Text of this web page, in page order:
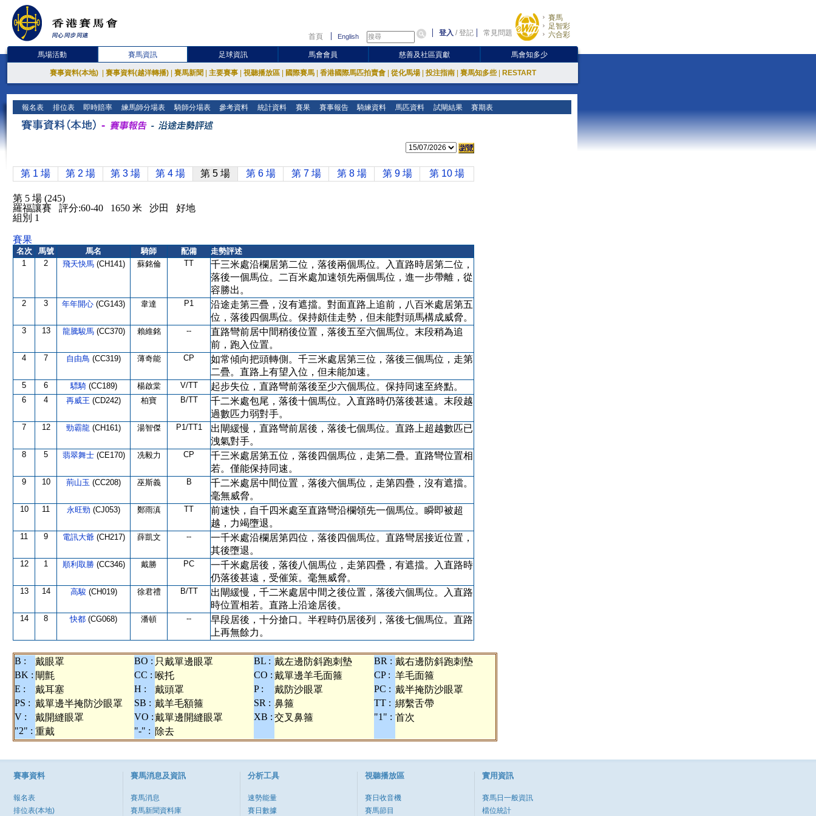
首頁 English 登入 /登記 常見問題
賽馬
足智彩
六合彩
馬場活動 賽馬資訊 足球資訊 馬會會員 慈善及社區貢獻 馬會知多少
賽事資料(本地) 賽事資料(越洋轉播) 賽馬新聞 主要賽事 視聽播放區 國際賽馬 香港國際馬匹拍賣會 從化馬場 投注指南 賽馬知多些 RESTART
報名表 排位表 即時賠率 練馬師分場表 騎師分場表 參考資料 統計資料 賽果 賽事報告 騎練資料 馬匹資料 試閘結果 賽期表
第 1 場 第 2 場 第 3 場 第 4 場 第 5 場 第 6 場 第 7 場 第 8 場 第 9 場 第 10 場
第 5 場 (245)
羅福讓賽 評分:60-40 1650 米 沙田 好地
組別 1
賽果
名次 馬號 馬名 騎師 配備
走勢評述
1
2 飛天快馬 (CH141) 蘇銘倫 TT
千三米處沿欄居第二位，落後兩個馬位。入直路時居第二位，
落後一個馬位。二百米處加速領先兩個馬位，進一步帶離，從
容勝出。
2 3 年年開心 (CG143) 韋達 P1
沿途走第三疊，沒有遮擋。對面直路上追前，八百米處居第五
位，落後四個馬位。保持頗佳走勢，但未能對頭馬構成威脅。
3 13 龍騰駿馬 (CC370) 賴維銘 --
直路彎前居中間稍後位置，落後五至六個馬位。末段稍為追
前，跑入位置。
4 7 自由鳥 (CC319) 薄奇能 CP
如常傾向把頭轉側。千三米處居第三位，落後三個馬位，走第
二疊。直路上有望入位，但未能加速。
5 6 驃騎 (CC189) 楊啟棠 V/TT 起步失位，直路彎前落後至少六個馬位。保持同速至終點。
6 4 再威王 (CD242) 柏寶 B/TT
千二米處包尾，落後十個馬位。入直路時仍落後甚遠。末段越
過數匹力弱對手。
7 12 勁霸龍 (CH161) 湯智傑 P1/TT1
出閘緩慢，直路彎前居後，落後七個馬位。直路上超越數匹已
洩氣對手。
8 5 翡翠舞士 (CE170) 冼毅力 CP
千三米處居第五位，落後四個馬位，走第二疊。直路彎位置相
若。僅能保持同速。
9 10 荊山玉 (CC208) 巫斯義 B
千二米處居中間位置，落後六個馬位，走第四疊，沒有遮擋。
毫無威脅。
10 11 永旺勁 (CJ053) 鄭雨滇 TT
前速快，自千四米處至直路彎沿欄領先一個馬位。瞬即被超
越，力竭墮退。
11 9 電訊大爺 (CH217) 薛凱文 --
一千米處沿欄居第四位，落後四個馬位。直路彎居接近位置，
其後墮退。
12 1 順利取勝 (CC346) 戴勝 PC
一千米處居後，落後八個馬位，走第四疊，有遮擋。入直路時
仍落後甚遠，受催策。毫無威脅。
13 14 高駿 (CH019) 徐君禮 B/TT
出閘緩慢，千二米處居中間之後位置，落後六個馬位。入直路
時位置相若。直路上沿途居後。
14 8 快都 (CG068) 潘頓 --
早段居後，十分搶口。半程時仍居後列，落後七個馬位。直路
上再無餘力。
B : 戴眼罩 BO : 只戴單邊眼罩 BL : 戴左邊防斜跑刺墊 BR : 戴右邊防斜跑刺墊
BK : 閘氈 CC : 喉托 CO : 戴單邊羊毛面箍 CP : 羊毛面箍
E :
戴耳塞 H : 戴頭罩 P : 戴防沙眼罩 PC : 戴半掩防沙眼罩
PS : 戴單邊半掩防沙眼罩 SB : 戴羊毛額箍 SR : 鼻箍 TT : 綁繫舌帶
V :
戴開縫眼罩 VO :戴單邊開縫眼罩 XB : 交叉鼻箍 "1" : 首次
"2" : 重戴 "-" : 除去
賽事資料
報名表
排位表(本地)
賽馬消息及資訊
賽馬消息
賽馬新聞資料庫
分析工具
速勢能量
賽日數據
視聽播放區
賽日收音機
賽馬節目
實用資訊
賽馬日一般資訊
檔位統計